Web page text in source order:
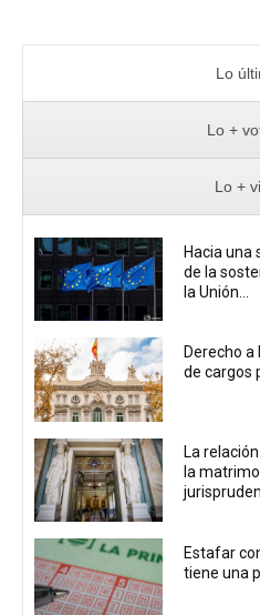
Lo
Lo +
Lo +
Hacia una
de la
la Unión...
Derecho
de cargos
La
la
Estafar
tiene una